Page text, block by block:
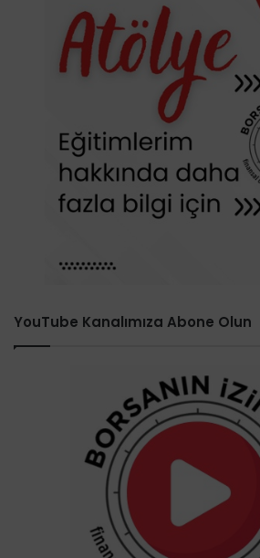
YouTube Kanalımıza Abone Olun